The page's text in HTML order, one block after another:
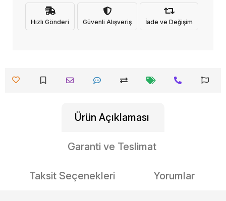
Hızlı Gönderi Güvenli Alışveriş İade ve Değişim
Ürün Açıklaması
Garanti ve Teslimat
Taksit Seçenekleri Yorumlar